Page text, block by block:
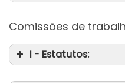
Comissões de
I - Estatutos: